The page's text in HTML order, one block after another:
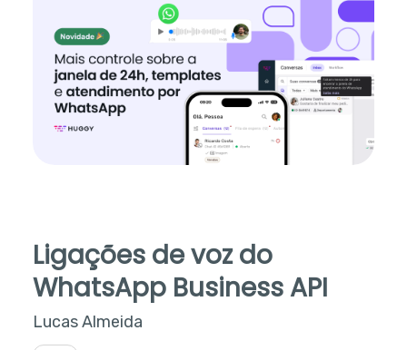
Ligações de voz do
WhatsApp Business API
Lucas Almeida